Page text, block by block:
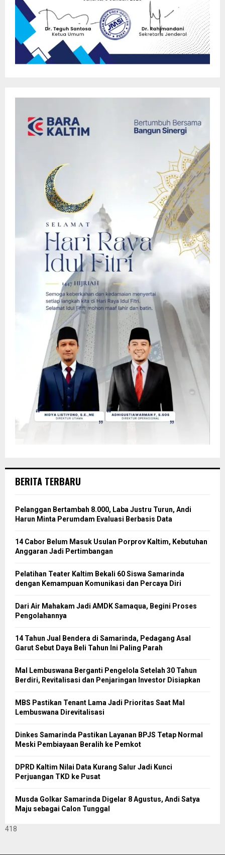
BERITA TERBARU
Pelanggan Bertambah 8.000, Laba Justru Turun, Andi
Harun Minta Perumdam Evaluasi Berbasis Data
14 Cabor Belum Masuk Usulan Porprov Kaltim, Kebutuhan
Anggaran Jadi Pertimbangan
Pelatihan Teater Kaltim Bekali 60 Siswa Samarinda
dengan Kemampuan Komunikasi dan Percaya Diri
Dari Air Mahakam Jadi AMDK Samaqua, Begini Proses
Pengolahannya
14 Tahun Jual Bendera di Samarinda, Pedagang Asal
Garut Sebut Daya Beli Tahun Ini Paling Parah
Mal Lembuswana Berganti Pengelola Setelah 30 Tahun
Berdiri, Revitalisasi dan Penjaringan Investor Disiapkan
MBS Pastikan Tenant Lama Jadi Prioritas Saat Mal
Lembuswana Direvitalisasi
Dinkes Samarinda Pastikan Layanan BPJS Tetap Normal
Meski Pembiayaan Beralih ke Pemkot
DPRD Kaltim Nilai Data Kurang Salur Jadi Kunci
Perjuangan TKD ke Pusat
Musda Golkar Samarinda Digelar 8 Agustus, Andi Satya
Maju sebagai Calon Tunggal
418